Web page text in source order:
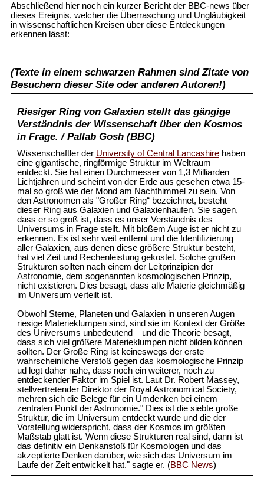
Abschließend hier noch ein kurzer Bericht der BBC-news über
dieses Ereignis, welcher die Überraschung und Ungläubigkeit
in wissenschaftlichen Kreisen über diese Entdeckungen
erkennen lässt:
(Texte in einem schwarzen Rahmen sind Zitate von
Besuchern dieser Site oder anderen Autoren!)
Riesiger Ring von Galaxien stellt das gängige
Verständnis der Wissenschaft über den Kosmos
in Frage. / Pallab Gosh (BBC)
Wissenschaftler der University of Central Lancashirehaben
eine gigantische, ringförmige Struktur im Weltraum
entdeckt. Sie hat einen Durchmesser von 1,3 Milliarden
Lichtjahren und scheint von der Erde aus gesehen etwa 15-
mal so groß wie der Mond am Nachthimmel zu sein. Von
den Astronomen als "Großer Ring“ bezeichnet, besteht
dieser Ring aus Galaxien und Galaxienhaufen. Sie sagen,
dass er so groß ist, dass es unser Verständnis des
Universums in Frage stellt. Mit bloßem Auge ist er nicht zu
erkennen. Es ist sehr weit entfernt und die Identifizierung
aller Galaxien, aus denen diese größere Struktur besteht,
hat viel Zeit und Rechenleistung gekostet. Solche großen
Strukturen sollten nach einem der Leitprinzipien der
Astronomie, dem sogenannten kosmologischen Prinzip,
nicht existieren. Dies besagt, dass alle Materie gleichmäßig
im Universum verteilt ist.
Obwohl Sterne, Planeten und Galaxien in unseren Augen
riesige Materieklumpen sind, sind sie im Kontext der Größe
des Universums unbedeutend – und die Theorie besagt,
dass sich viel größere Materieklumpen nicht bilden können
sollten. Der Große Ring ist keineswegs der erste
wahrscheinliche Verstoß gegen das kosmologische Prinzip
ud legt daher nahe, dass noch ein weiterer, noch zu
entdeckender Faktor im Spiel ist. Laut Dr. Robert Massey,
stellvertretender Direktor der Royal Astronomical Society,
mehren sich die Belege für ein Umdenken bei einem
zentralen Punkt der Astronomie." Dies ist die siebte große
Struktur, die im Universum entdeckt wurde und die der
Vorstellung widerspricht, dass der Kosmos im größten
Maßstab glatt ist. Wenn diese Strukturen real sind, dann ist
das definitiv ein Denkanstoß für Kosmologen und das
akzeptierte Denken darüber, wie sich das Universum im
Laufe der Zeit entwickelt hat." sagte er. (BBC News)